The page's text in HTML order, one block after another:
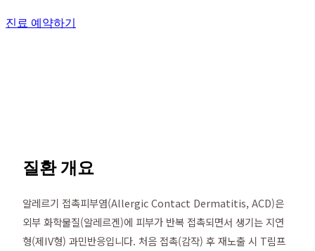
진료 예약하기
질환 개요
알레르기 접촉피부염(Allergic Contact Dermatitis, ACD)은
외부 화학물질(알레르겐)에 피부가 반복 접촉되면서 생기는 지연
형(제IV형) 과민반응입니다. 처음 접촉(감작) 후 재노출 시 T림프